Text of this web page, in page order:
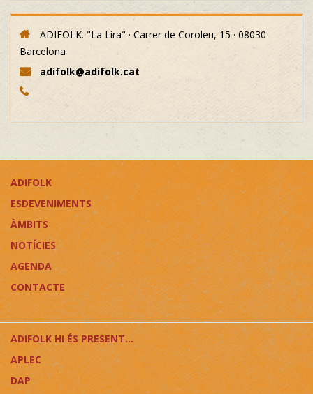
ADIFOLK. "La Lira" · Carrer de Coroleu, 15 · 08030
Barcelona
adifolk@adifolk.cat
ADIFOLK
ESDEVENIMENTS
ÀMBITS
NOTÍCIES
AGENDA
CONTACTE
ADIFOLK HI ÉS PRESENT...
APLEC
DAP